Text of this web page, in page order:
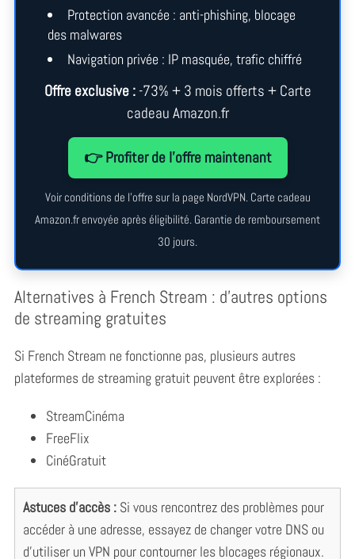
Protection avancée : anti-phishing, blocage
des malwares
Navigation privée : IP masquée, trafic chiffré
Offre exclusive :-73% + 3 mois offerts + Carte
cadeau Amazon.fr
👉 Profiter de l’offre maintenant
Voir conditions de l’offre sur la page NordVPN. Carte cadeau
Amazon.fr envoyée après éligibilité. Garantie de remboursement
30 jours.
Alternatives à French Stream : d’autres options
de streaming gratuites
Si French Stream ne fonctionne pas, plusieurs autres
plateformes de streaming gratuit peuvent être explorées :
StreamCinéma
FreeFlix
CinéGratuit
Astuces d’accès :Si vous rencontrez des problèmes pour
accéder à une adresse, essayez de changer votre DNS ou
d’utiliser un VPN pour contourner les blocages régionaux.